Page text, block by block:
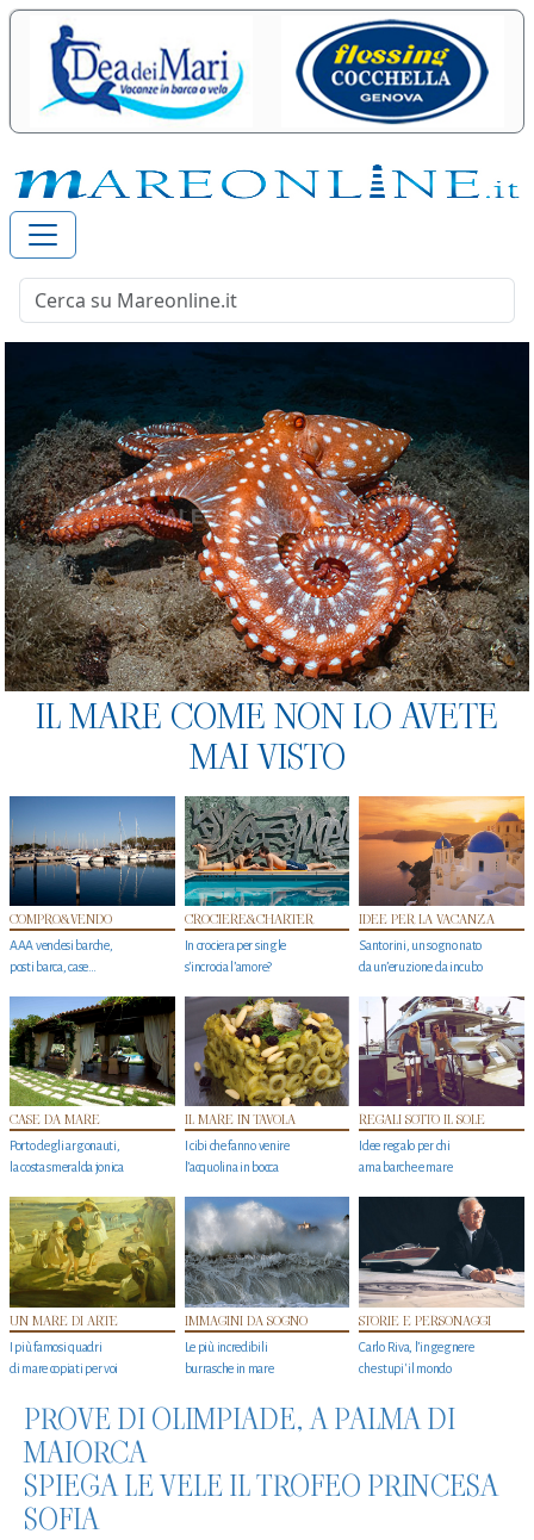
IL MARE COME NON LO AVETE
MAI VISTO
COMPRO&VENDO
AAA vendesi barche,
posti barca, case…
CROCIERE&CHARTER
In crociera per single
s'incrocia l’amore?
IDEE PER LA VACANZA
Santorini, un sogno nato
da un’eruzione da incubo
CASE DA MARE
Porto degli argonauti,
la costa smeralda jonica
IL MARE IN TAVOLA
I cibi che fanno venire
l’acquolina in bocca
REGALI SOTTO IL SOLE
Idee regalo per chi
ama barche e mare
UN MARE DI ARTE
I più famosi quadri
di mare copiati per voi
IMMAGINI DA SOGNO
Le più incredibili
burrasche in mare
STORIE E PERSONAGGI
Carlo Riva, l’ingegnere
che stupi' il mondo
PROVE DI OLIMPIADE, A PALMA DI
MAIORCA
SPIEGA LE VELE IL TROFEO PRINCESA
SOFIA